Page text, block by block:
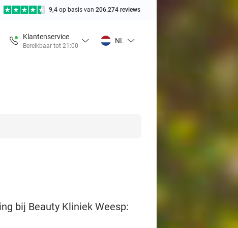
9,4 op basis van 206.274 reviews
Klantenservice
Bereikbaar tot 21:00
NL
bij Beauty Kliniek Weesp: